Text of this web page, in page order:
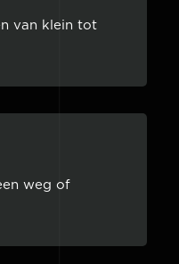
van klein tot
weg of